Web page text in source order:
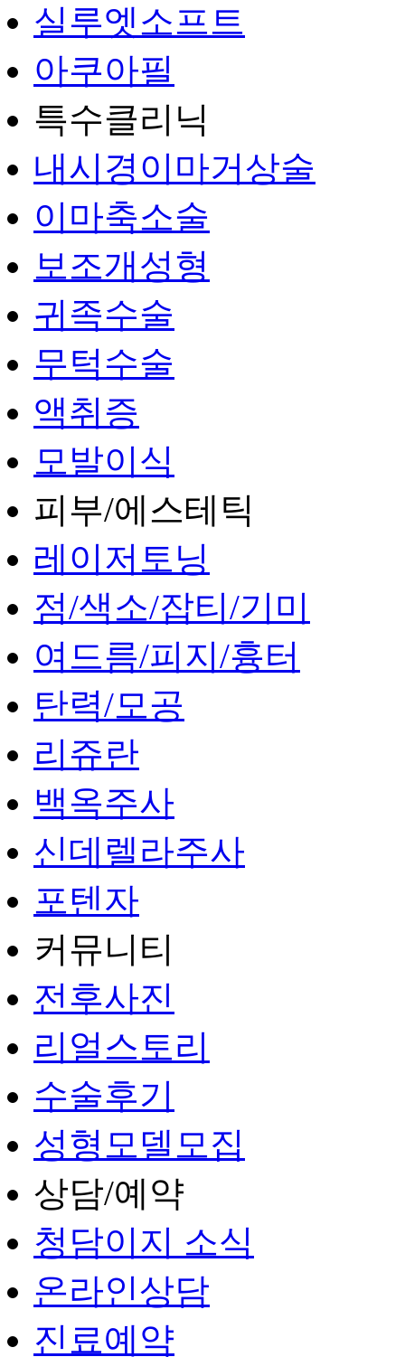
실루엣소프트
아쿠아필
특수클리닉
내시경이마거상술
이마축소술
보조개성형
귀족수술
무턱수술
액취증
모발이식
피부/에스테틱
레이저토닝
점/색소/잡티/기미
여드름/피지/흉터
탄력/모공
리쥬란
백옥주사
신데렐라주사
포텐자
커뮤니티
전후사진
리얼스토리
수술후기
성형모델모집
상담/예약
청담이지 소식
온라인상담
진료예약